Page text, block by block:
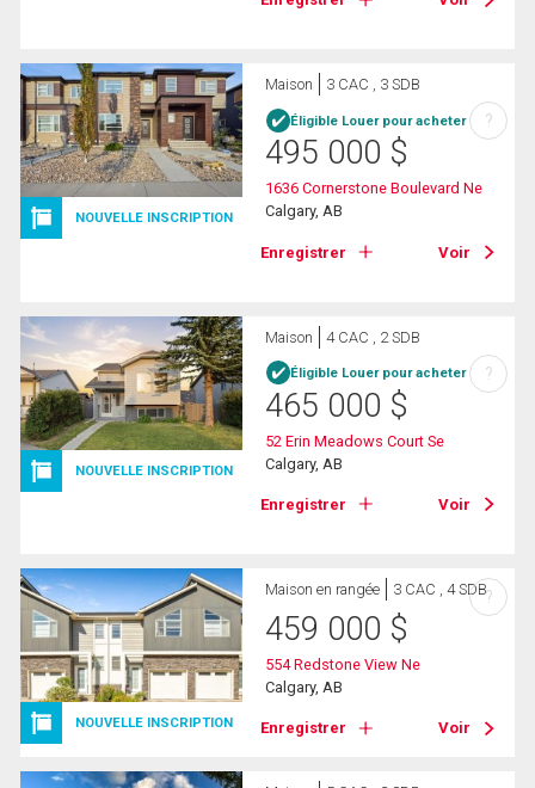
NOUVELLE INSCRIPTION
Maison 3 CAC , 3 SDB
Éligible Louer pour acheter
495 000 $
1636 Cornerstone Boulevard Ne
Calgary, AB
Enregistrer Voir
?
NOUVELLE INSCRIPTION
Maison 4 CAC , 2 SDB
Éligible Louer pour acheter
465 000 $
52 Erin Meadows Court Se
Calgary, AB
Enregistrer Voir
?
NOUVELLE INSCRIPTION
Maison en rangée 3 CAC , 4 SDB
459 000 $
554 Redstone View Ne
Calgary, AB
Enregistrer Voir
?